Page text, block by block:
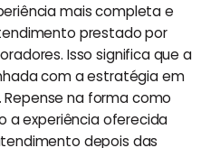
mais completa e
prestado por
Isso significa que a
com a estratégia em
na forma como
a experiência oferecida
depois das